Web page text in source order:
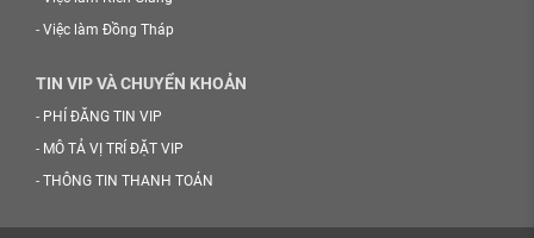
- Việc làm Đồng Tháp
TIN VIP VÀ CHUYỂN KHOẢN
- PHÍ ĐĂNG TIN VIP
- MÔ TẢ VỊ TRÍ ĐẶT VIP
- THÔNG TIN THANH TOÁN